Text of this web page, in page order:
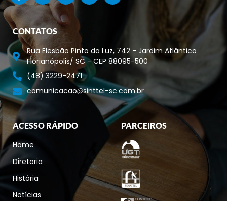
CONTATOS
Rua Elesbão Pinto da Luz, 742 - Jardim Atlântico
Florianópolis/ SC - CEP 88095-500
(48) 3229-2471
comunicacao
sinttel-sc.com.br
ACESSO RÁPIDO
Home
Diretoria
História
Notícias
PARCEIROS